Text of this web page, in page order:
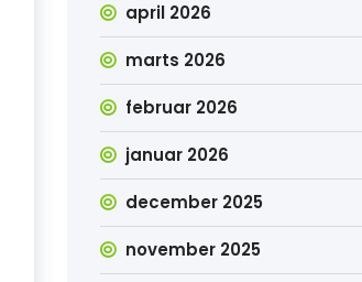
april 2026
marts 2026
februar 2026
januar 2026
december 2025
november 2025